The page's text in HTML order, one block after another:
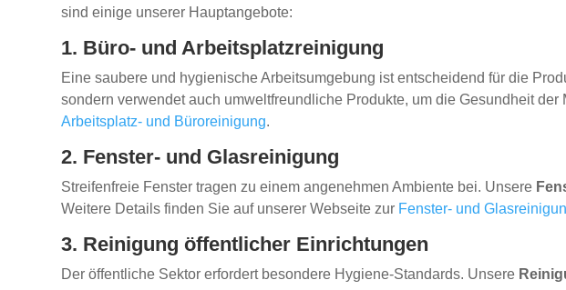
sind einige unserer Hauptangebote:
1. Büro- und Arbeitsplatzreinigung
Eine saubere und hygienische Arbeitsumgebung ist entscheidend für die
sondern verwendet auch umweltfreundliche Produkte, um die Gesundheit
Arbeitsplatz- und Büroreinigung.
2. Fenster- und Glasreinigung
Streifenfreie Fenster tragen zu einem angenehmen Ambiente bei. Unsere
Weitere Details finden Sie auf unserer Webseite zur Fenster- und
3. Reinigung öffentlicher Einrichtungen
Der öffentliche Sektor erfordert besondere Hygiene-Standards. Unsere